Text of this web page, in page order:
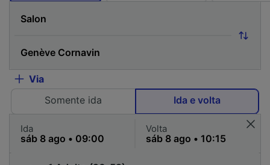
Via
Somente ida
Ida e volta
Ida Volta